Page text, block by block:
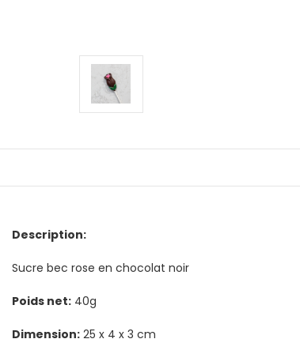
Description:
Sucre bec rose en chocolat noir
Poids net: 40g
Dimension: 25 x 4 x 3 cm